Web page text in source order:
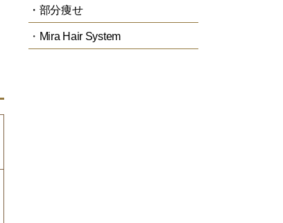
・部分痩せ
・ Mira Hair System